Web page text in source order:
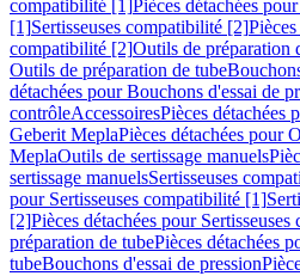
compatibilité [1]Pièces détachées
[1]Sertisseuses compatibilité [2]
compatibilité [2]Outils de préparation
Outils de préparation de tube
détachées pour Bouchons d'essai de
contrôleAccessoiresPièces détachées
Geberit MeplaPièces détachées pour
MeplaOutils de sertissage manuels
sertissage manuelsSertisseuses
pour Sertisseuses compatibilité [1]
[2]Pièces détachées pour
préparation de tubePièces détachées
tubeBouchons d'essai de pression